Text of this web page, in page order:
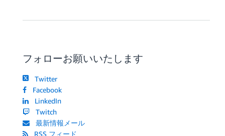
フォローお願いいたします
Twitter
Facebook
LinkedIn
Twitch
最新情報メール
RSS フィード